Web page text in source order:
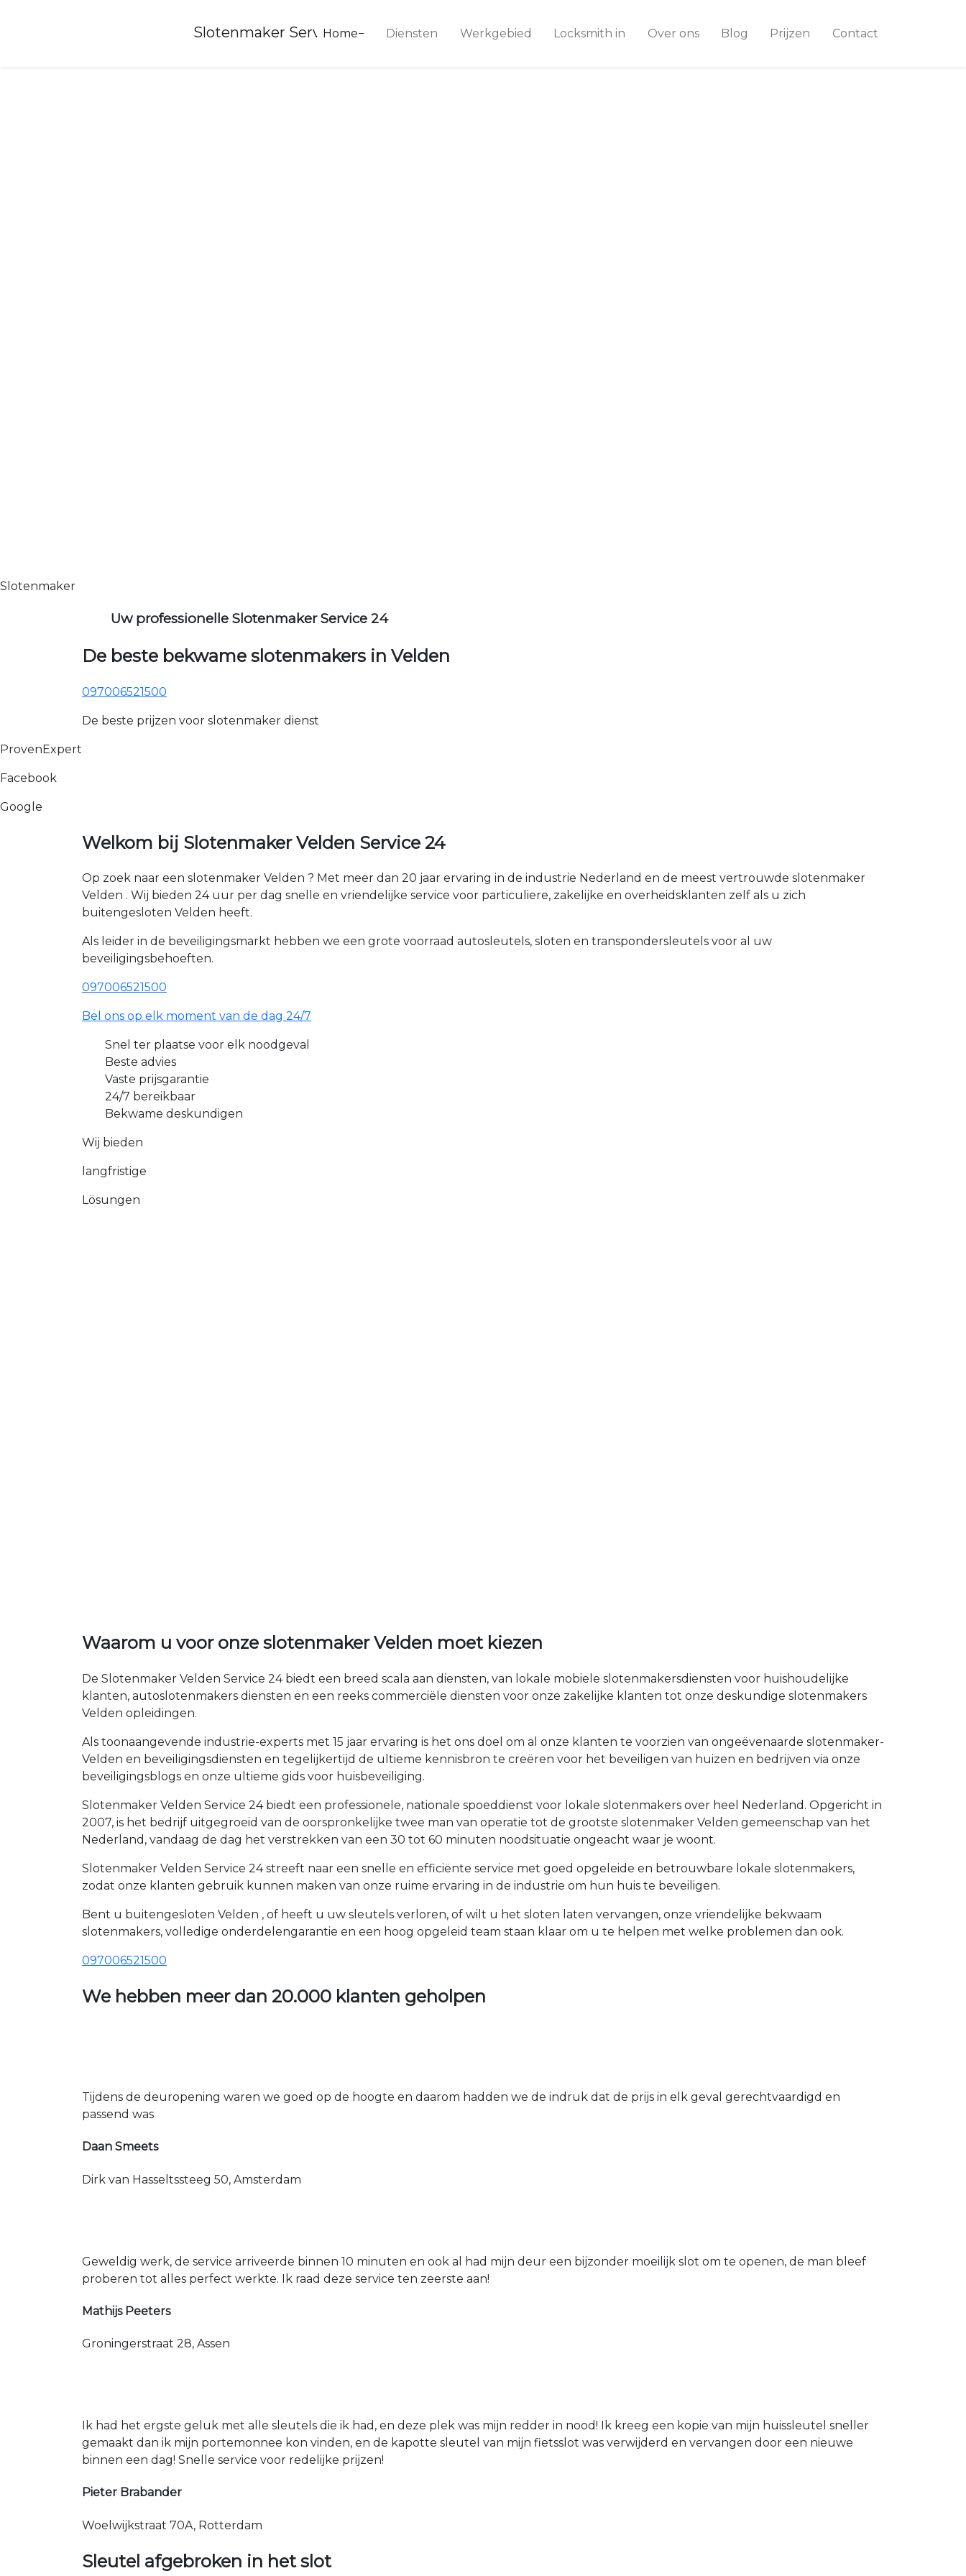
Slotenmaker Service 24
Home Diensten Werkgebied Locksmith in Over ons Blog Prijzen Contact
Slotenmaker
Uw professionelle Slotenmaker Service 24
De beste bekwame slotenmakers in Velden
097006521500
De beste prijzen voor slotenmaker dienst
ProvenExpert
Facebook
Google
Welkom bij Slotenmaker Velden Service 24
Op zoek naar een slotenmaker Velden ? Met meer dan 20 jaar ervaring in de industrie Nederland en de meest vertrouwde slotenmaker
Velden . Wij bieden 24 uur per dag snelle en vriendelijke service voor particuliere, zakelijke en overheidsklanten zelf als u zich
buitengesloten Velden heeft.
Als leider in de beveiligingsmarkt hebben we een grote voorraad autosleutels, sloten en transpondersleutels voor al uw
beveiligingsbehoeften.
097006521500
Bel ons op elk moment van de dag 24/7
Snel ter plaatse voor elk noodgeval
Beste advies
Vaste prijsgarantie
24/7 bereikbaar
Bekwame deskundigen
Wij bieden
langfristige
Lösungen
Waarom u voor onze slotenmaker Velden moet kiezen
De Slotenmaker Velden Service 24 biedt een breed scala aan diensten, van lokale mobiele slotenmakersdiensten voor huishoudelijke
klanten, autoslotenmakers diensten en een reeks commerciële diensten voor onze zakelijke klanten tot onze deskundige slotenmakers
Velden opleidingen.
Als toonaangevende industrie-experts met 15 jaar ervaring is het ons doel om al onze klanten te voorzien van ongeëvenaarde slotenmaker-
Velden en beveiligingsdiensten en tegelijkertijd de ultieme kennisbron te creëren voor het beveiligen van huizen en bedrijven via onze
beveiligingsblogs en onze ultieme gids voor huisbeveiliging.
Slotenmaker Velden Service 24 biedt een professionele, nationale spoeddienst voor lokale slotenmakers over heel Nederland. Opgericht in
2007, is het bedrijf uitgegroeid van de oorspronkelijke twee man van operatie tot de grootste slotenmaker Velden gemeenschap van het
Nederland, vandaag de dag het verstrekken van een 30 tot 60 minuten noodsituatie ongeacht waar je woont.
Slotenmaker Velden Service 24 streeft naar een snelle en efficiënte service met goed opgeleide en betrouwbare lokale slotenmakers,
zodat onze klanten gebruik kunnen maken van onze ruime ervaring in de industrie om hun huis te beveiligen.
Bent u buitengesloten Velden , of heeft u uw sleutels verloren, of wilt u het sloten laten vervangen, onze vriendelijke bekwaam
slotenmakers, volledige onderdelengarantie en een hoog opgeleid team staan klaar om u te helpen met welke problemen dan ook.
097006521500
We hebben meer dan 20.000 klanten geholpen
Tijdens de deuropening waren we goed op de hoogte en daarom hadden we de indruk dat de prijs in elk geval gerechtvaardigd en
passend was
Daan Smeets
Dirk van Hasseltssteeg 50, Amsterdam
Geweldig werk, de service arriveerde binnen 10 minuten en ook al had mijn deur een bijzonder moeilijk slot om te openen, de man bleef
proberen tot alles perfect werkte. Ik raad deze service ten zeerste aan!
Mathijs Peeters
Groningerstraat 28, Assen
Ik had het ergste geluk met alle sleutels die ik had, en deze plek was mijn redder in nood! Ik kreeg een kopie van mijn huissleutel sneller
gemaakt dan ik mijn portemonnee kon vinden, en de kapotte sleutel van mijn fietsslot was verwijderd en vervangen door een nieuwe
binnen een dag! Snelle service voor redelijke prijzen!
Pieter Brabander
Woelwijkstraat 70A, Rotterdam
Sleutel afgebroken in het slot